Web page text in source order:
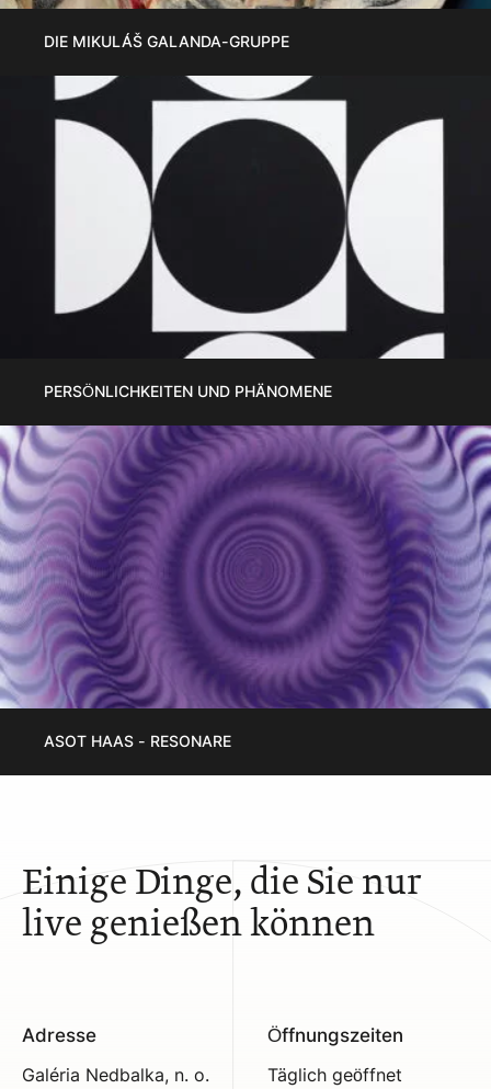
DIE MIKULÁŠ GALANDA-GRUPPE
PERSÖNLICHKEITEN UND PHÄNOMENE
ASOT HAAS - RESONARE
Einige Dinge, die Sie nur
live genießen können
Adresse
Galéria Nedbalka, n. o.
Öffnungszeiten
Täglich geöffnet